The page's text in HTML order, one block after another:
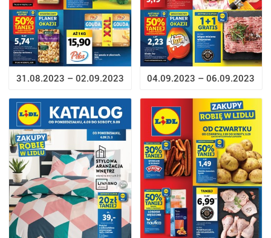
31.08.2023 – 02.09.2023 04.09.2023 – 06.09.2023